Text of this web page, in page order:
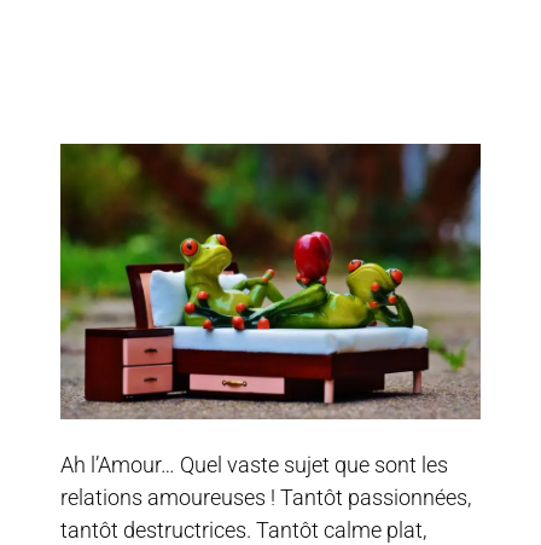
Ah l’Amour… Quel vaste sujet que sont les
relations amoureuses ! Tantôt passionnées,
tantôt destructrices. Tantôt calme plat,